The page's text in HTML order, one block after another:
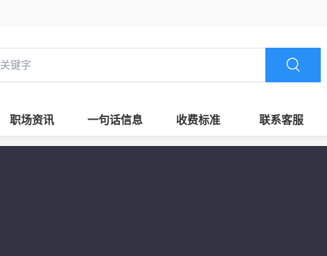
职场资讯 一句话信息 收费标准 联系客服